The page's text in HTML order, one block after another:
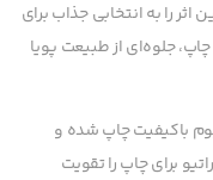
را به انتخابی جذاب برای
چاپ، جلوه‌ای از طبیعت پویا
باکیفیت چاپ شده و
برای چاپ را تقویت